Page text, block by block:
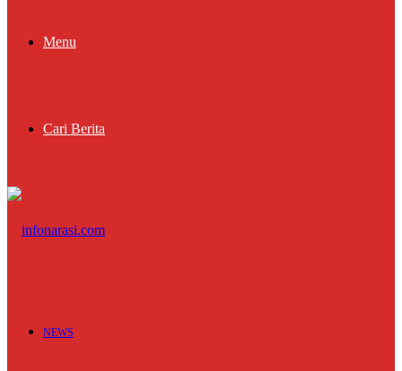
Menu
Cari Berita
NEWS